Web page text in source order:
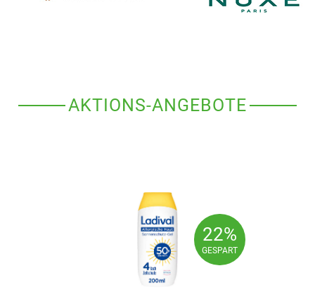
AKTIONS-ANGEBOTE
22%
GESPART
22%
GESPART